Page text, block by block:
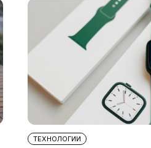
ТЕХНОЛОГИИ